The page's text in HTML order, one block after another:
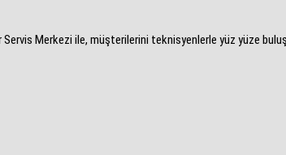
Merkezi ile, müşterilerini teknisyenlerle yüz yüze